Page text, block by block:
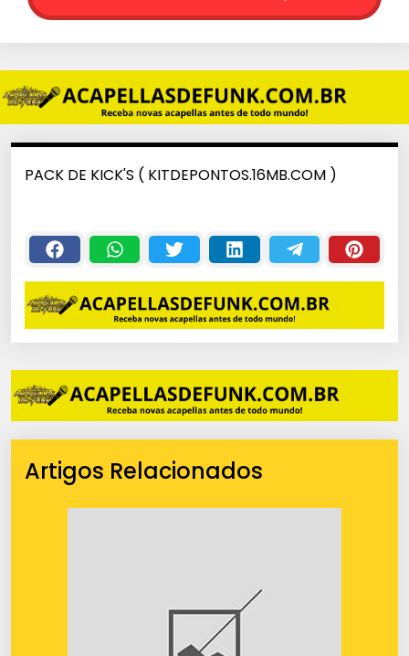
PACK DE KICK'S ( KITDEPONTOS.16MB.COM )
Artigos Relacionados